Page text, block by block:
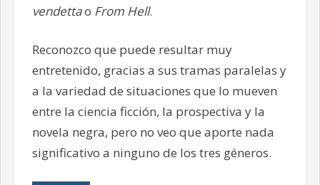
vendettao From Hell.
Reconozco que puede resultar muy
entretenido, gracias a sus tramas paralelas y
a la variedad de situaciones que lo mueven
entre la ciencia ficción, la prospectiva y la
novela negra, pero no veo que aporte nada
significativo a ninguno de los tres géneros.